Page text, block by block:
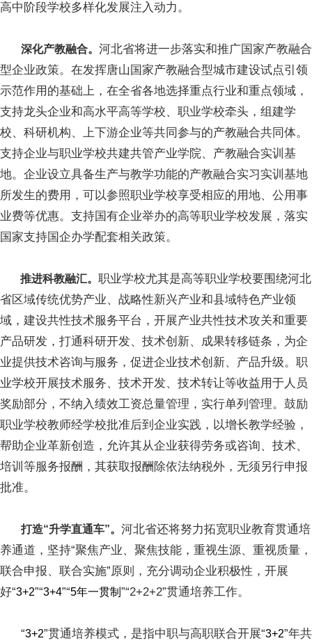
高中阶段学校多样化发展注入动力。
深化产教融合。 河北省将进一步落实和推广国家产教融合
型企业政策。在发挥唐山国家产教融合型城市建设试点引领
示范作用的基础上，在全省各地选择重点行业和重点领域，
支持龙头企业和高水平高等学校、职业学校牵头，组建学
校、科研机构、上下游企业等共同参与的产教融合共同体。
支持企业与职业学校共建共管产业学院、产教融合实训基
地。企业设立具备生产与教学功能的产教融合实习实训基地
所发生的费用，可以参照职业学校享受相应的用地、公用事
业费等优惠。支持国有企业举办的高等职业学校发展，落实
国家支持国企办学配套相关政策。
推进科教融汇。 职业学校尤其是高等职业学校要围绕河北
省区域传统优势产业、战略性新兴产业和县域特色产业领
域，建设共性技术服务平台，开展产业共性技术攻关和重要
产品研发，打通科研开发、技术创新、成果转移链条，为企
业提供技术咨询与服务，促进企业技术创新、产品升级。职
业学校开展技术服务、技术开发、技术转让等收益用于人员
奖励部分，不纳入绩效工资总量管理，实行单列管理。鼓励
职业学校教师经学校批准后到企业实践，以增长教学经验，
帮助企业革新创造，允许其从企业获得劳务或咨询、技术、
培训等服务报酬，其获取报酬除依法纳税外，无须另行申报
批准。
打造“升学直通车”。 河北省还将努力拓宽职业教育贯通培
养通道，坚持“聚焦产业、聚焦技能，重视生源、重视质量，
联合申报、联合实施”原则，充分调动企业积极性，开展
好“3+2”“3+4”“5年一贯制 ”“2+2+2”贯通培养工作。
“3+2”贯通培养模式，是指中职与高职联合开展“3+2”年共